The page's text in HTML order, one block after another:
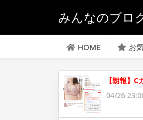
みんなのブロ
HOME お
【朗報】
04/26